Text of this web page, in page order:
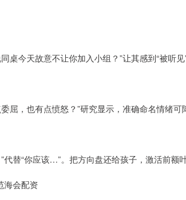
桌今天故意不让你加入小组？”让其感到“被听见”
屈，也有点愤怒？”研究显示，准确命名情绪可
替“你应该…”。把方向盘还给孩子，激活前额叶
海会配资